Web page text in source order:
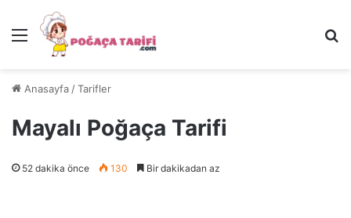
Menü
Anasayfa /Tarifler
Mayalı Poğaça Tarifi
52 dakika önce 130 Bir dakikadan az